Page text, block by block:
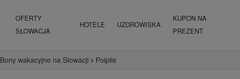
OFERTY
SŁOWACJA
HOTELE UZDROWISKA
KUPON NA
PREZENT
Bony wakacyjne na Słowacji Poiplie